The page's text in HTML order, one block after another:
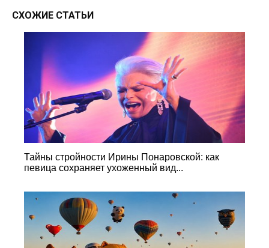
СХОЖИЕ СТАТЬИ
Тайны стройности Ирины Понаровской: как
певица сохраняет ухоженный вид...